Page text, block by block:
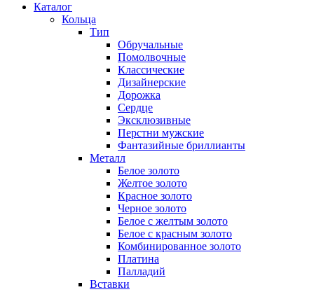
Каталог
Кольца
Тип
Обручальные
Помолвочные
Классические
Дизайнерские
Дорожка
Сердце
Эксклюзивные
Перстни мужские
Фантазийные бриллианты
Металл
Белое золото
Желтое золото
Красное золото
Черное золото
Белое с желтым золото
Белое с красным золото
Комбинированное золото
Платина
Палладий
Вставки